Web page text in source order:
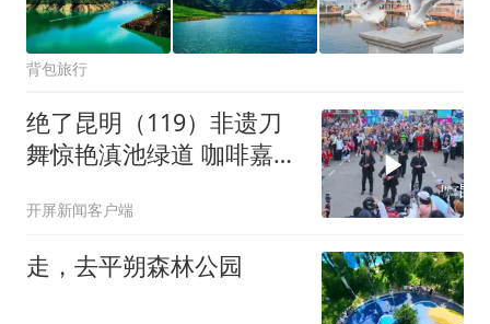
背包旅行
绝了昆明（119）非遗刀
舞惊艳滇池绿道 咖啡嘉年
开屏新闻客户端
走，去平朔森林公园